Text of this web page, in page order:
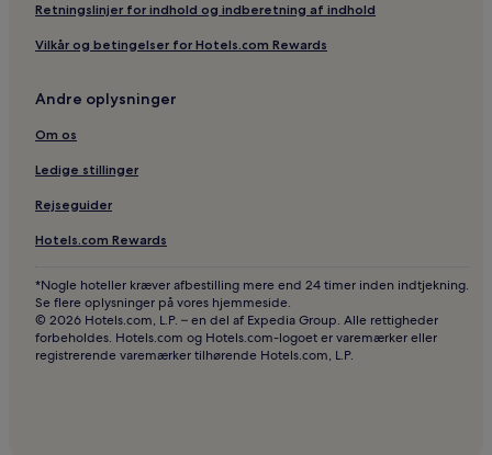
Retningslinjer for indhold og indberetning af indhold
Vilkår og betingelser for Hotels.com Rewards
Andre oplysninger
Om os
Ledige stillinger
Rejseguider
Hotels.com Rewards
*Nogle hoteller kræver afbestilling mere end 24 timer inden indtjekning.
Se flere oplysninger på vores hjemmeside.
© 2026 Hotels.com, L.P. – en del af Expedia Group. Alle rettigheder
forbeholdes. Hotels.com og Hotels.com-logoet er varemærker eller
registrerende varemærker tilhørende Hotels.com, L.P.